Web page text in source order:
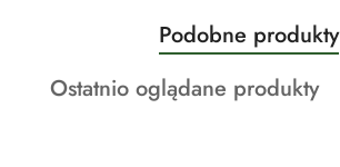
Pomiń karuzelę produktów
Produkty
o
statusie:
Podobne produkty
Produkty
Ostatnio oglądane produkty